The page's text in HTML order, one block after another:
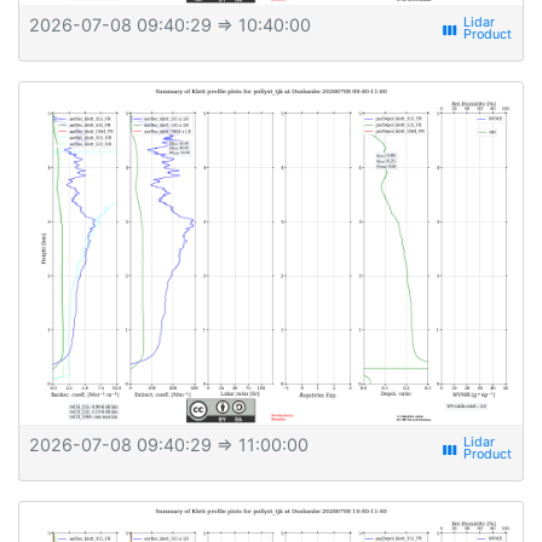
2026-07-08 09:40:29 ⇒ 10:40:00 view_week
2026-07-08 09:40:29 ⇒ 11:00:00 view_week